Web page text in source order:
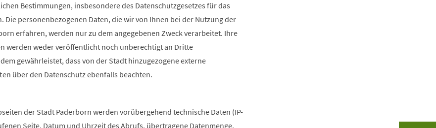
Bestimmungen, insbesondere des Datenschutzgesetzes für das
Die personenbezogenen Daten, die wir von Ihnen bei der Nutzung der
erfahren, werden nur zu dem angegebenen Zweck verarbeitet. Ihre
werden weder veröffentlicht noch unberechtigt an Dritte
gewährleistet, dass von der Stadt hinzugezogene externe
über den Datenschutz ebenfalls beachten.
der Stadt Paderborn werden vorübergehend technische Daten (IP-
Seite, Datum und Uhrzeit des Abrufs, übertragene Datenmenge,